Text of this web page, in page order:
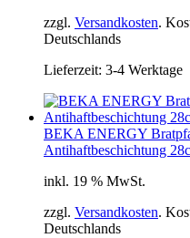
zzgl. Versandkosten.
Deutschlands
Lieferzeit: 3-4 Werktage
BEKA ENERGY
Antihaftbeschichtung
inkl. 19 % MwSt.
zzgl. Versandkosten.
Deutschlands